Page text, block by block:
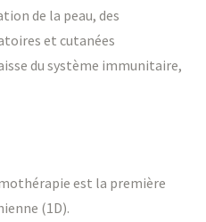
de la peau, des
et cutanées
du système immunitaire,
est la première
(1D).